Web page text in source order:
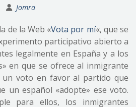
Jomra
de la Web «Vota por mí«, que se
participativo abierto a
legalmente en España y a los
en que se ofrece al inmigrante
un voto en favor al partido que
un español «adopte» ese voto.
para ellos, los inmigrantes